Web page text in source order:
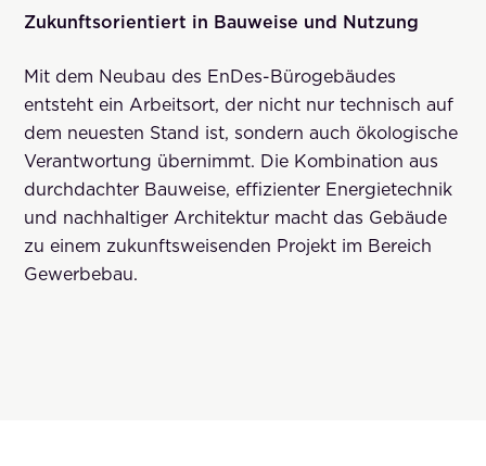
Zukunftsorientiert in Bauweise und Nutzung
Mit dem Neubau des EnDes-Bürogebäudes
entsteht ein Arbeitsort, der nicht nur technisch auf
dem neuesten Stand ist, sondern auch ökologische
Verantwortung übernimmt. Die Kombination aus
durchdachter Bauweise, effizienter Energietechnik
und nachhaltiger Architektur macht das Gebäude
zu einem zukunftsweisenden Projekt im Bereich
Gewerbebau.